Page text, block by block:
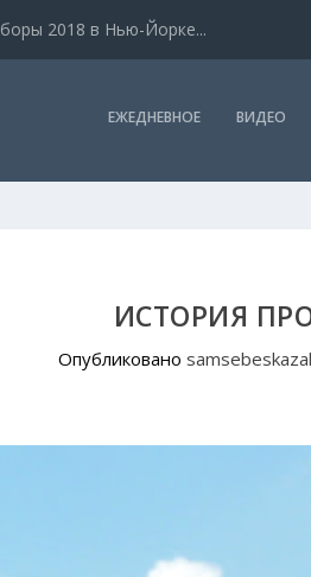
2018 в Нью-Йорке...
ЕЖЕДНЕВНОЕ ВИДЕО
ИСТОРИЯ
Опубликовано samsebeskazal